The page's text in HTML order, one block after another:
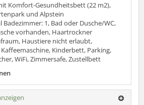
Komfort-Gesundheitsbett (22 m2),
und Alpstein
Badezimmer: 1, Bad oder Dusche/WC,
vorhanden, Haartrockner
Haustiere nicht erlaubt,
Kinderbett, Parking,
WiFi, Zimmersafe, Zustellbett